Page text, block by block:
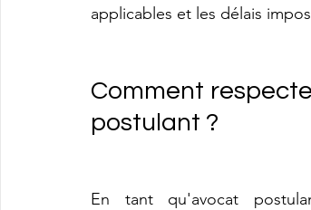
applicables et les délais
Comment
postulant ?
En tant qu'avocat